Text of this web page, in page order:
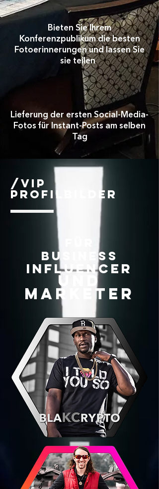
Bieten Sie Ihrem
Konferenzpublikum die besten
Fotoerinnerungen und lassen Sie
sie teilen
Lieferung der ersten Social-Media-
Fotos für Instant-Posts am selben
Tag
/VIP
Profilbilder
Business
Influencer
und
Marketer